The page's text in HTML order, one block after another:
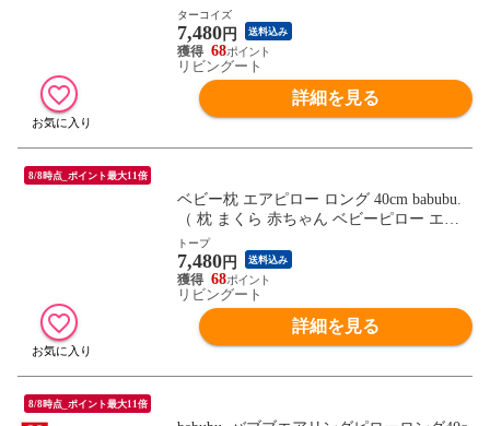
リングピロー ドーナツ枕 ベビー 寝具 寝装
洗える 吐き戻し予防 汗かき予防 絶壁予防
鼻詰まり予防 窒息予防 湿疹予防 転げ落ち
防止 ） 【ターコイズ】
ターコイズ
7,480円 送料込み
68
リビングート
詳細を見る
8/8時点_ポイント最大11倍
ベビー枕 エアピロー ロング 40cm babubu.
（ 枕 まくら 赤ちゃん ベビーピロー エア
リングピロー ドーナツ枕 ベビー 寝具 寝装
洗える 吐き戻し予防 汗かき予防 絶壁予防
鼻詰まり予防 窒息予防 湿疹予防 転げ落ち
防止 ） 【トープ】
トープ
7,480円 送料込み
68
リビングート
詳細を見る
8/8時点_ポイント最大11倍